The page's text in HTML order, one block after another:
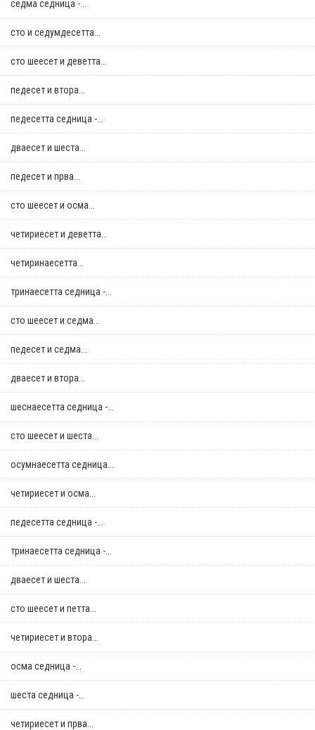
седма седница -...
сто и седумдесетта...
сто шеесет и деветта...
педесет и втора...
педесетта седница -...
дваесет и шеста...
педесет и прва...
сто шеесет и осма...
четириесет и деветта...
четиринаесетта...
тринаесетта седница -...
сто шеесет и седма...
педесет и седма...
дваесет и втора...
шеснаесетта седница -...
сто шеесет и шеста...
осумнaесетта седница...
четириесет и осма...
педесетта седница -...
тринаесетта седница -...
дваесет и шеста...
сто шеесет и петта...
четириесет и втора...
осма седница -...
шеста седница -...
четириесет и прва...